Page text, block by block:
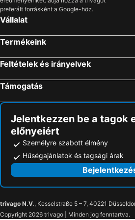
Alberobello, Puglia Szállás
Sannicandro di Bari, Puglia Szállás
Catania, Szicília Szállás
Milánó, Lombardia Szállás
preferált forrásként a Google-höz.
Vállalat
Termékeink
Feltételek és irányelvek
Támogatás
Jelentkezzen be a tagok
előnyeiért
Személyre szabott élmény
Hűségajánlatok és tagsági árak
trivago N.V., Kesselstraße 5 – 7, 40221
Copyright 2026 trivago | Minden jog fenntartva.